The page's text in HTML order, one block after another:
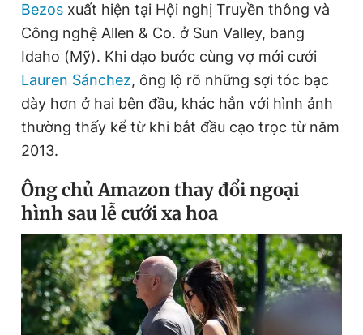
Thông tin tòa soạn Liên hệ quảng cáo
Đọc Thanh Niên trên điện thoại
Theo dõi báo trên
Hotline
0906 645 777
Liên hệ quảng cáo
0908 780 404
Bezos xuất hiện tại Hội nghị Truyền thông và
Công nghệ Allen & Co. ở Sun Valley, bang
Idaho (Mỹ). Khi dạo bước cùng vợ mới cưới
Lauren Sánchez, ông lộ rõ những sợi tóc bạc
dày hơn ở hai bên đầu, khác hẳn với hình ảnh
thường thấy kể từ khi bắt đầu cạo trọc từ năm
2013.
Ông chủ Amazon thay đổi ngoại
hình sau lễ cưới xa hoa